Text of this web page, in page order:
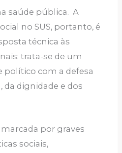
saúde pública. A
no SUS, portanto, é
técnica às
trata-se de um
político com a defesa
da dignidade e dos
por graves
sociais,